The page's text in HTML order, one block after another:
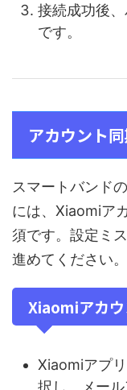
接続成功後
です。
アカウント
スマートバンド
には、Xiaomiア
須です。設定ミ
進めてください。
Xiaomiアカ
Xiaomiアプ
択し、メー